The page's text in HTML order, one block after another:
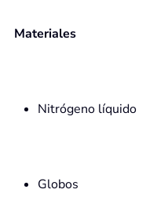
Materiales
Nitrógeno líquido
Globos